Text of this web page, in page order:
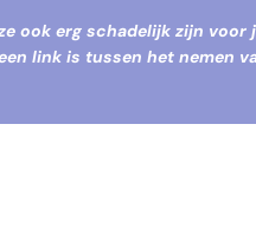
ook erg schadelijk zijn voor
link is tussen het nemen